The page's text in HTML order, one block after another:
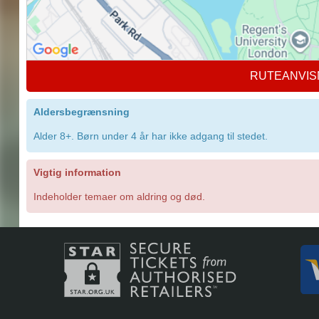
Aldersbegrænsning
Alder 8+. Børn under 4 år har ikke adgang til stedet.
Vigtig information
Indeholder temaer om aldring og død.